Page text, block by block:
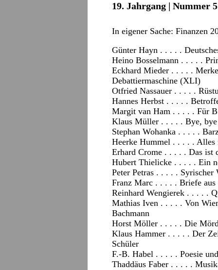
19. Jahrgang | Nummer
In eigener Sache: Finanzen
Günter Hayn . . . . .
Heino Bosselmann . . . . .
Eckhard Mieder . . . . .
Debattiermaschine (XLI)
Otfried Nassauer . . . . .
Hannes Herbst . . . . .
Margit van Ham . . . . . Für
Klaus Müller . . . . . Bye, bye
Stephan Wohanka . . . . .
Heerke Hummel . . . . . Alles
Erhard Crome . . . . . Das ist
Hubert Thielicke . . . . . Ein
Peter Petras . . . . . Syrischer
Franz Marc . . . . . Briefe aus
Reinhard Wengierek . . . . .
Mathias Iven . . . . . Von
Bachmann
Horst Möller . . . . . Die
Klaus Hammer . . . . . Der
Schüler
F.-B. Habel . . . . . Poesie
Thaddäus Faber . . . . .